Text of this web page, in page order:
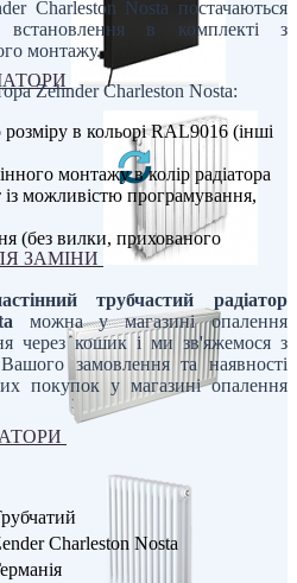
ЗАМІНИ
Charleston Nosta постачаються
в комплекті з
монтажу.
Zehnder Charleston Nosta:
розміру в кольорі RAL9016 (інші
монтажу в колір радіатора
можливістю програмування,
(без вилки, прихованого
трубчастий радіатор
можна у магазині опалення
через кошик і ми зв'яжемося з
замовлення та наявності
покупок у магазині опалення
Charleston Nosta